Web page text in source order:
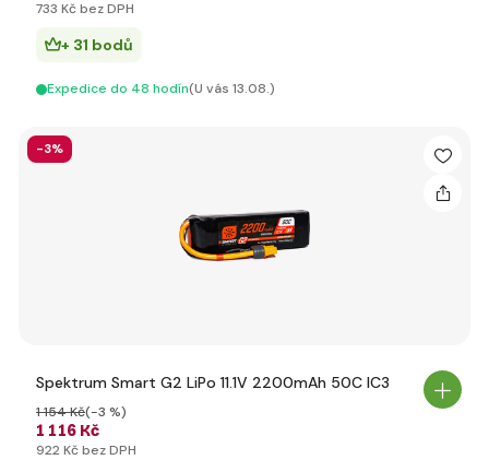
733 Kč bez DPH
+ 31 bodů
Expedice do 48 hodín(U vás 13.08.)
-3%
Spektrum Smart G2 LiPo 11.1V 2200mAh 50C IC3
1 116 Kč
1 154 Kč(-3 %)
922 Kč bez DPH